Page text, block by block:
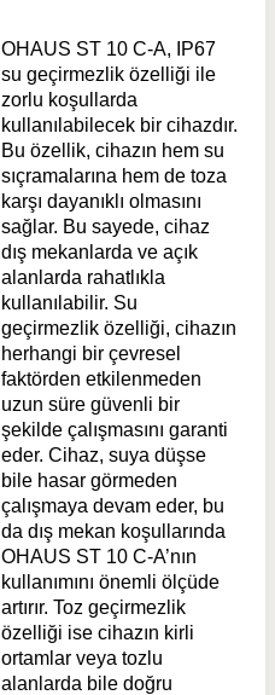
OHAUS ST 10 C-A, IP67
su geçirmezlik özelliği ile
zorlu koşullarda
kullanılabilecek bir cihazdır.
Bu özellik, cihazın hem su
sıçramalarına hem de toza
karşı dayanıklı olmasını
sağlar. Bu sayede, cihaz
dış mekanlarda ve açık
alanlarda rahatlıkla
kullanılabilir. Su
geçirmezlik özelliği, cihazın
herhangi bir çevresel
faktörden etkilenmeden
uzun süre güvenli bir
şekilde çalışmasını garanti
eder. Cihaz, suya düşse
bile hasar görmeden
çalışmaya devam eder, bu
da dış mekan koşullarında
OHAUS ST 10 C-A’nın
kullanımını önemli ölçüde
artırır. Toz geçirmezlik
özelliği ise cihazın kirli
ortamlar veya tozlu
alanlarda bile doğru